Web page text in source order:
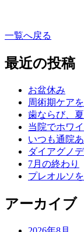
一覧へ戻る
最近の投稿
お盆休み
周術期ケア
歯ならび、
当院でホワ
いつも通院
ダイアグノ
7月の終わり
プレオルソ
アーカイブ